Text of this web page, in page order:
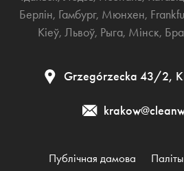
Берлін, Гамбург, Мюнхен,
Кіеў, Львоў, Рыга, Мінск,
Grzegórzecka 43/2,
Публічная дамова